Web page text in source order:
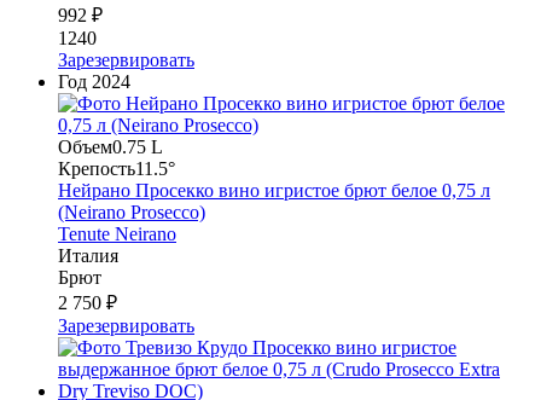
992 ₽
1240
Зарезервировать
Год 2024
Объем0.75 L
Крепость11.5°
Нейрано Просекко вино игристое брют белое 0,75 л
(Neirano Prosecco)
Tenute Neirano
Италия
Брют
2 750 ₽
Зарезервировать